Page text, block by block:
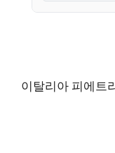
이탈리아 피에트